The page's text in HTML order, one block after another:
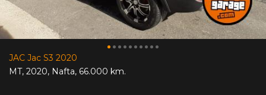
JAC Jac S3 2020
MT, 2020, Nafta, 66.000 km.